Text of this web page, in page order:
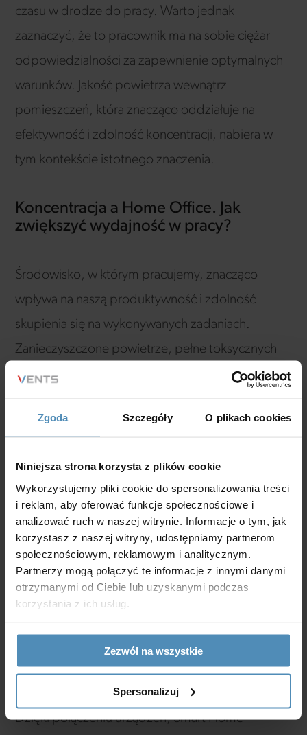
Zgoda Szczegóły O plikach cookies
Niniejsza strona korzysta z plików cookie
Wykorzystujemy pliki cookie do spersonalizowania treści
i reklam, aby oferować funkcje społecznościowe i
analizować ruch w naszej witrynie. Informacje o tym, jak
korzystasz z naszej witryny, udostępniamy partnerom
społecznościowym, reklamowym i analitycznym.
Partnerzy mogą połączyć te informacje z innymi danymi
otrzymanymi od Ciebie lub uzyskanymi podczas
korzystania z ich usług.
Zezwól na wszystkie
Spersonalizuj
czasu w drodze do pracy. Warto jednak
zaznaczyć, że to pracownik ma na sobie ciężar
odpowiedzialności za zapewnienie optymalnych
warunków. Jakość powietrza wewnątrz
pomieszczeń, która znacząco oddziałuje na
efektywność i zdolność koncentracji, nabiera w
tym kontekście istotnego znaczenia.
Koncentracja a Home Office. Jak
zwiększyć wydajność w pracy?
Środowisko, w którym pracujemy, znacząco
wpływa na naszą produktywność i zdolność
skupienia się na wykonywanych zadaniach.
Zanieczyszczone powietrze, pełne toksycznych
substancji, może prowadzić do ciągłego uczucia
wydajność w pracy, szczególnie w przypadku
samodzielnie zadbał o swoje otoczenie.
Domy przyszłości: Smart Home
Dbanie o komfortowe otoczenie ma ogromne
znaczenie, szczególnie gdy pracujemy w zaciszu
podejście do zarządzania i kontrolowania różnych
aspektów naszego codziennego życia przy
wykorzystaniu zaawansowanych technologii.
Dzięki połączeniu urządzeń, Smart Home